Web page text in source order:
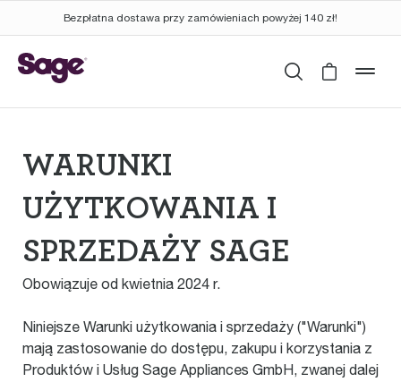
Bezpłatna dostawa przy zamówieniach powyżej 140 zł!
Wyszukaj
Cart is
WARUNKI
UŻYTKOWANIA I
SPRZEDAŻY SAGE
Obowiązuje od kwietnia 2024 r.
Niniejsze Warunki użytkowania i sprzedaży ("Warunki")
mają zastosowanie do dostępu, zakupu i korzystania z
Produktów i Usług Sage Appliances GmbH, zwanej dalej